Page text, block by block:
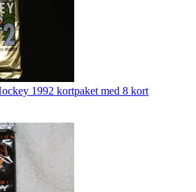
1992 kortpaket med 8 kort